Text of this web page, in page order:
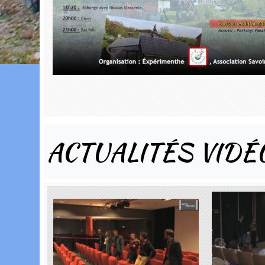
ACTUALITÉS